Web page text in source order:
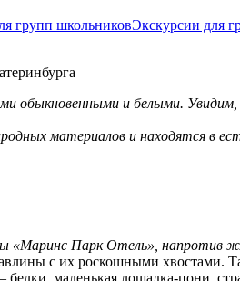
групп школьниковЭкскурсии для
обыкновенными и белыми. Увидим,
материалов и находятся в
«Маринс Парк Отель», напротив ж/
с их роскошными хвостами.
маленькая лошадка-пони,